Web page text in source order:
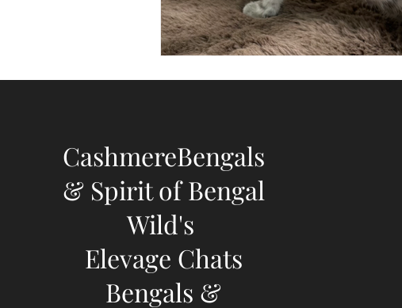
CashmereBengals
& Spirit of Bengal
Wild's
Elevage Chats
Bengals &